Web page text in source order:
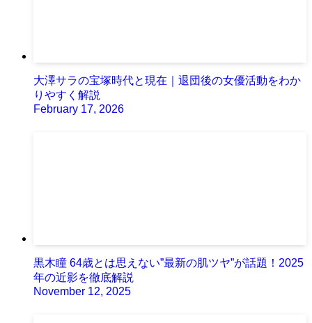
大澤サラの宝塚時代と現在｜退団後の女優活動をわか
りやすく解説
February 17, 2026
黒木瞳 64歳とは思えない”最新の肌ツヤ”が話題！2025
年の近影を徹底解説
November 12, 2025